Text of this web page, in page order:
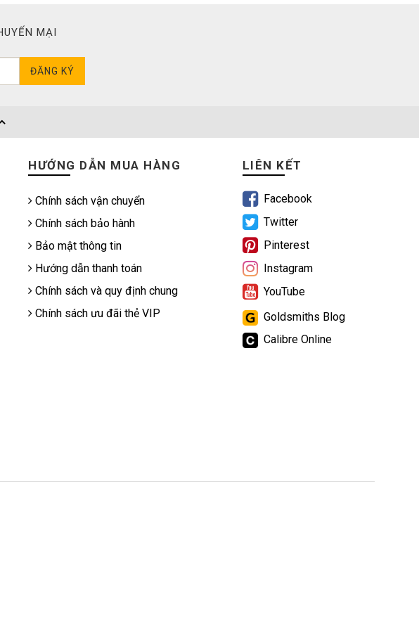
MẠI
ĐĂNG KÝ
HƯỚNG DẪN MUA HÀNG
Chính sách vận chuyển
Chính sách bảo hành
Bảo mật thông tin
Hướng dẫn thanh toán
Chính sách và quy định chung
Chính sách ưu đãi thẻ VIP
LIÊN KẾT
Facebook
Twitter
Pinterest
Instagram
YouTube
Goldsmiths Blog
Calibre Online